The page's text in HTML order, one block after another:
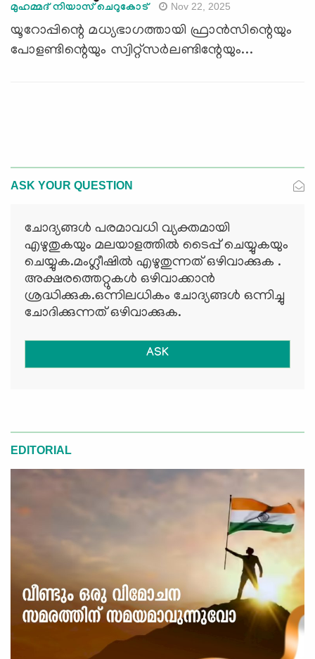
മുഹമ്മദ് നിയാസ് ചെറുകോട് Nov 22, 2025
യൂറോപ്പിന്റെ മധ്യഭാഗത്തായി ഫ്രാൻസിന്റെയും
പോളണ്ടിന്റെയും സ്വിറ്റ്സർലണ്ടിന്റേയും...
ASK YOUR QUESTION
ചോദ്യങ്ങള്‍ പരമാവധി വ്യക്തമായി
എഴുതുകയും മലയാളത്തില്‍ ടൈപ്പ് ചെയ്യുകയും
ചെയ്യുക.മംഗ്ലീഷില്‍ എഴുതുന്നത് ഒഴിവാക്കുക .
അക്ഷരത്തെറ്റുകള്‍ ഒഴിവാക്കാന്‍
ശ്രദ്ധിക്കുക.ഒന്നിലധികം ചോദ്യങ്ങള്‍ ഒന്നിച്ചു
ചോദിക്കുന്നത് ഒഴിവാക്കുക.
ASK
EDITORIAL